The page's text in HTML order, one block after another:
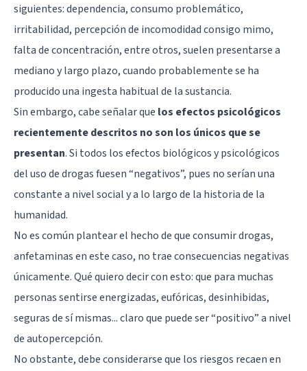
siguientes: dependencia, consumo problemático,
irritabilidad, percepción de incomodidad consigo mimo,
falta de concentración, entre otros, suelen presentarse a
mediano y largo plazo, cuando probablemente se ha
producido una ingesta habitual de la sustancia.
Sin embargo, cabe señalar que los efectos psicológicos
recientemente descritos no son los únicos que se
presentan. Si todos los efectos biológicos y psicológicos
del uso de drogas fuesen “negativos”, pues no serían una
constante a nivel social y a lo largo de la historia de la
humanidad.
No es común plantear el hecho de que consumir drogas,
anfetaminas en este caso, no trae consecuencias negativas
únicamente. Qué quiero decir con esto: que para muchas
personas sentirse energizadas, eufóricas, desinhibidas,
seguras de sí mismas... claro que puede ser “positivo” a nivel
de autopercepción.
No obstante, debe considerarse que los riesgos recaen en